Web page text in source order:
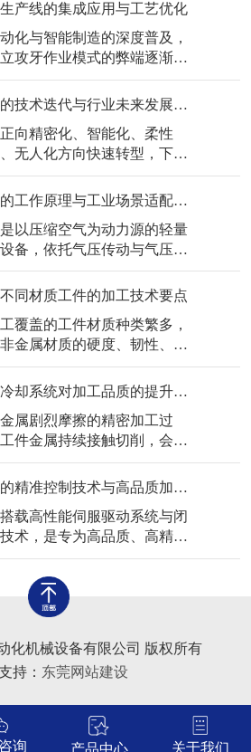
产线的集成应用与工艺优化
化与智能制造的深度普及，
攻牙作业模式的弊端逐渐凸
、人工干预多、转运效率
性差的问题，难以适配现代
一体化生产需求。自动化攻
牙机为核心加工单元，整合
智能输送、精准定位、碎屑
拣等辅助设备，形成全流程
现代攻牙机的技术迭代与行业未来发展趋势
向精密化、智能化、柔性
无人化方向快速转型，下游
工的精度标准、品质稳定
、柔性适配能力的要求不断
牙机行业持续开展技术迭代
传统老式攻牙机结构简单、
数粗放、智能化程度低，仅
、粗放式的普通螺纹加工需
气动攻牙机的工作原理与工业场景适配优势
以压缩空气为动力源的轻量
备，依托气压传动与气压调
锥旋转切削作业，凭借结构
活、安全性高、环境适配性
现场修补、多品类小件加工
泛，与固定式自动化攻牙设
补，完善了工业螺纹加工设
同材质工件的加工技术要点
覆盖的工件材质种类繁多，
金属材质的硬度、韧性、延
性存在明显差异，对应的切
系数、加工变形程度各不相
件，极易出现粘刀、毛刺、
锥断裂、工件变形等加工缺
攻牙机针对不同材质的适配
攻牙机润滑冷却系统对加工品质的提升作用
属剧烈摩擦的精密加工过
件金属持续接触切削，会产
量与细小金属碎屑，高温、
堆积是导致螺纹瑕疵、丝锥
形的核心诱因。润滑冷却系
的重要辅助核心系统，承担
、排屑、护刀、提亮螺纹表
，系统运行的稳定性与适配
伺服攻牙机的精准控制技术与高品质加工优势
载高性能伺服驱动系统与闭
术，是专为高品质、高精度
的专用设备，有效解决了传
转速不稳、进给不同步、力
距偏差、牙型粗糙等诸多问
于高端精密零部件、高精度
纹加工的核心主力设备之
化机械设备有限公司 版权所有
持： 东莞网站建设
询 产品中心 关于我们